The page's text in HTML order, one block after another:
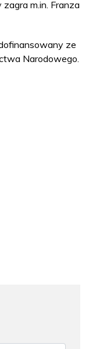
m.in. Franza
ze
Narodowego.